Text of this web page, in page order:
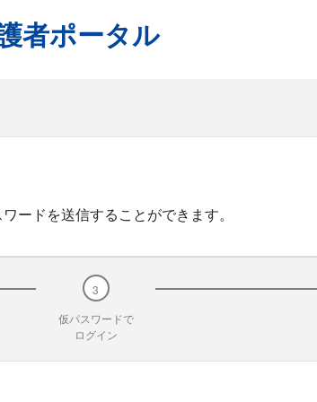
者ポータル
ードを送信することができます。
仮パスワードで
ログイン